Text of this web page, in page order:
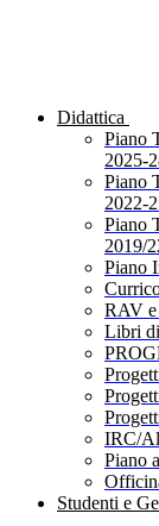
Didattica
Piano
2025-
Piano
2022-
Piano
2019/
Piano
RAV e
Libri
IRC/
Piano
Studenti e